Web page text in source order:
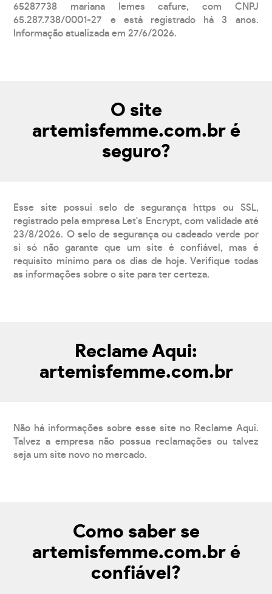
65287738 mariana lemes cafure, com CNPJ
65.287.738/0001-27 e está registrado há 3 anos.
Informação atualizada em 27/6/2026.
O site
artemisfemme.com.br é
seguro?
Esse site possui selo de segurança https ou SSL,
registrado pela empresa Let's Encrypt, com validade até
23/8/2026. O selo de segurança ou cadeado verde por
si só não garante que um site é confiável, mas é
requisito mínimo para os dias de hoje. Verifique todas
as informações sobre o site para ter certeza.
Reclame Aqui:
artemisfemme.com.br
Não há informações sobre esse site no Reclame Aqui.
Talvez a empresa não possua reclamações ou talvez
seja um site novo no mercado.
Como saber se
artemisfemme.com.br é
confiável?